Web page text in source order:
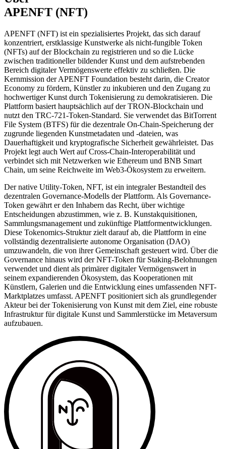
APENFT (NFT)
APENFT (NFT) ist ein spezialisiertes Projekt, das sich darauf
konzentriert, erstklassige Kunstwerke als nicht-fungible Token
(NFTs) auf der Blockchain zu registrieren und so die Lücke
zwischen traditioneller bildender Kunst und dem aufstrebenden
Bereich digitaler Vermögenswerte effektiv zu schließen. Die
Kernmission der APENFT Foundation besteht darin, die Creator
Economy zu fördern, Künstler zu inkubieren und den Zugang zu
hochwertiger Kunst durch Tokenisierung zu demokratisieren. Die
Plattform basiert hauptsächlich auf der TRON-Blockchain und
nutzt den TRC-721-Token-Standard. Sie verwendet das BitTorrent
File System (BTFS) für die dezentrale On-Chain-Speicherung der
zugrunde liegenden Kunstmetadaten und -dateien, was
Dauerhaftigkeit und kryptografische Sicherheit gewährleistet. Das
Projekt legt auch Wert auf Cross-Chain-Interoperabilität und
verbindet sich mit Netzwerken wie Ethereum und BNB Smart
Chain, um seine Reichweite im Web3-Ökosystem zu erweitern.
Der native Utility-Token, NFT, ist ein integraler Bestandteil des
dezentralen Governance-Modells der Plattform. Als Governance-
Token gewährt er den Inhabern das Recht, über wichtige
Entscheidungen abzustimmen, wie z. B. Kunstakquisitionen,
Sammlungsmanagement und zukünftige Plattformentwicklungen.
Diese Tokenomics-Struktur zielt darauf ab, die Plattform in eine
vollständig dezentralisierte autonome Organisation (DAO)
umzuwandeln, die von ihrer Gemeinschaft gesteuert wird. Über die
Governance hinaus wird der NFT-Token für Staking-Belohnungen
verwendet und dient als primärer digitaler Vermögenswert in
seinem expandierenden Ökosystem, das Kooperationen mit
Künstlern, Galerien und die Entwicklung eines umfassenden NFT-
Marktplatzes umfasst. APENFT positioniert sich als grundlegender
Akteur bei der Tokenisierung von Kunst mit dem Ziel, eine robuste
Infrastruktur für digitale Kunst und Sammlerstücke im Metaversum
aufzubauen.